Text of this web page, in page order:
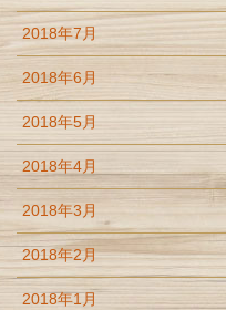
2018年7月
2018年6月
2018年5月
2018年4月
2018年3月
2018年2月
2018年1月